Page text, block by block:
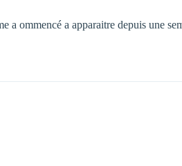
ommencé a apparaitre depuis une